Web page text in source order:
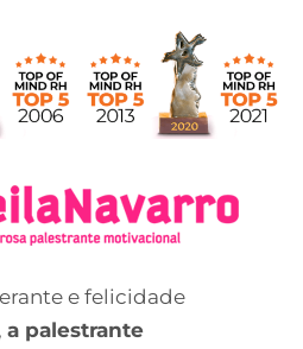
e felicidade
a palestrante